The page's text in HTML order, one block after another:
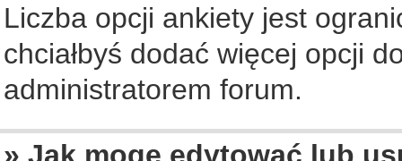
Liczba opcji ankiety jest
chciałbyś dodać więcej opcji
administratorem forum.